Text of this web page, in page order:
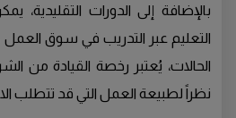
بالإضافة إلى الدورات التقليدية،
التعليم عبر التدريب في سوق
الحالات، يُعتبر رخصة القيادة من
نظراً لطبيعة العمل التي قد تتطلب